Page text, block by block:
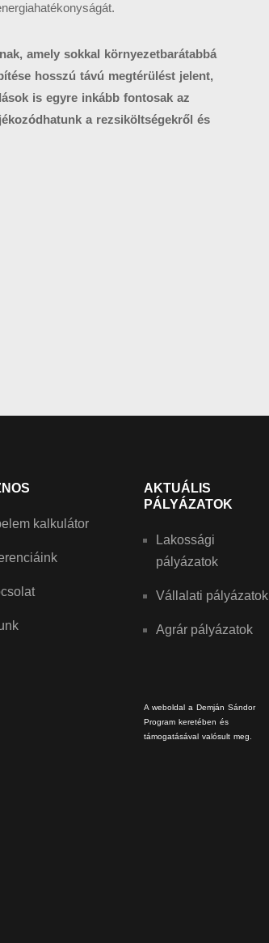
amely sokkal környezetbarátabbá
hosszú távú megtérülést jelent,
is egyre inkább fontosak az
a rezsiköltségekről és
kalkulátor
AKTUÁLIS
PÁLYÁZATOK
Lakossági
pályázatok
Vállalati pályázatok
Agrár pályázatok
A weboldal a Demján Sándor
Program keretében és
támogatásával valósult meg.